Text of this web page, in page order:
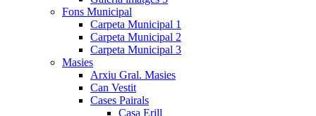
Fons Municipal
Carpeta Municipal 1
Carpeta Municipal 2
Carpeta Municipal 3
Masies
Arxiu Gral. Masies
Can Vestit
Cases Pairals
Casa Erill